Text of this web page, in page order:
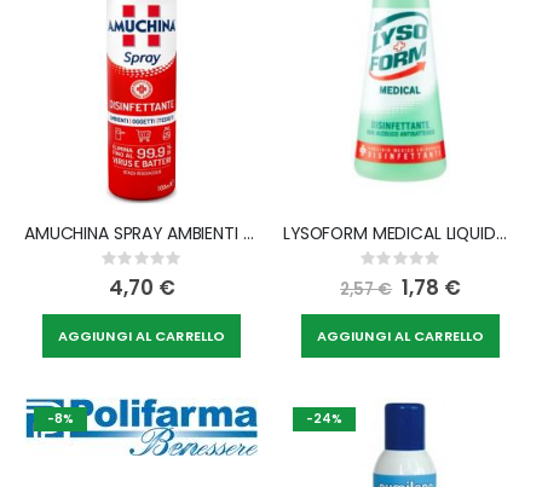
AMUCHINA SPRAY AMBIENTI OGGETTI TESSUTI 100 ML
Rating:
0%
4,70 €
AGGIUNGI AL CARRELLO
LYSOFORM MEDICAL LIQUIDO DISIN
Rating:
0%
2,57 € Special
Price
1,78 €
AGGIUNGI AL CARRELLO
-8% -24%